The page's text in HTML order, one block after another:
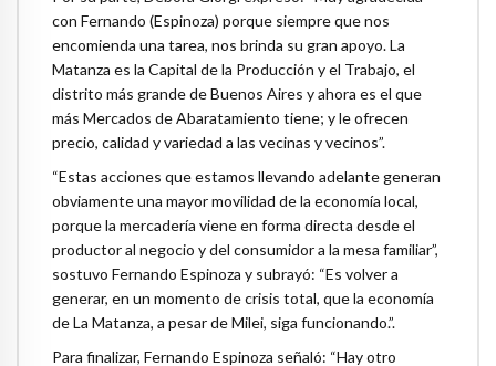
con Fernando (Espinoza) porque siempre que nos
encomienda una tarea, nos brinda su gran apoyo. La
Matanza es la Capital de la Producción y el Trabajo, el
distrito más grande de Buenos Aires y ahora es el que
más Mercados de Abaratamiento tiene; y le ofrecen
precio, calidad y variedad a las vecinas y vecinos”.
“Estas acciones que estamos llevando adelante generan
obviamente una mayor movilidad de la economía local,
porque la mercadería viene en forma directa desde el
productor al negocio y del consumidor a la mesa familiar”,
sostuvo Fernando Espinoza y subrayó: “Es volver a
generar, en un momento de crisis total, que la economía
de La Matanza, a pesar de Milei, siga funcionando.”.
Para finalizar, Fernando Espinoza señaló: “Hay otro